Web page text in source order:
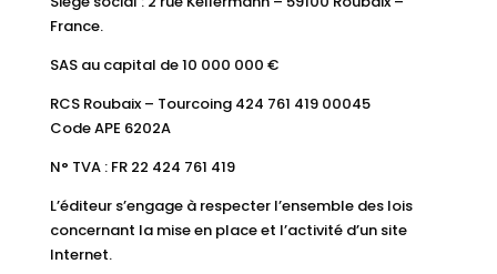
France.
SAS au capital de 10 000 000 €
RCS Roubaix – Tourcoing 424 761 419 00045
Code APE 6202A
N° TVA : FR 22 424 761 419
L’éditeur s’engage à respecter l’ensemble des lois
concernant la mise en place et l’activité d’un site
Internet.